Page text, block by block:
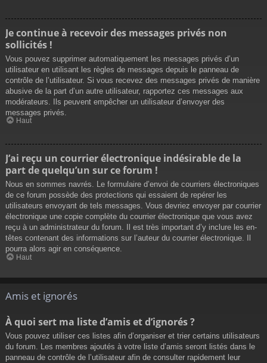
Je continue à recevoir des messages privés non
sollicités !
Vous pouvez supprimer automatiquement les messages privés d’un
utilisateur en utilisant les règles de messages depuis le panneau de
contrôle de l’utilisateur. Si vous recevez des messages privés de manière
abusive de la part d’un autre utilisateur, rapportez ces messages aux
modérateurs. Ils peuvent empêcher un utilisateur d’envoyer des
messages privés.
Haut
J’ai reçu un courrier électronique indésirable de la
part de quelqu’un sur ce forum !
Nous en sommes navrés. Le formulaire d’envoi de courriers électroniques
de ce forum possède des protections qui essaient de repérer les
utilisateurs envoyant de tels messages. Vous devriez envoyer par courrier
électronique une copie complète du courrier électronique que vous avez
reçu à un administrateur du forum. Il est très important d’y inclure les en-
têtes contenant des informations sur l’auteur du courrier électronique. Il
pourra alors agir en conséquence.
Haut
Amis et ignorés
À quoi sert ma liste d’amis et d’ignorés ?
Vous pouvez utiliser ces listes afin d’organiser et trier certains utilisateurs
du forum. Les membres ajoutés à votre liste d’amis seront listés dans le
panneau de contrôle de l’utilisateur afin de consulter rapidement leur